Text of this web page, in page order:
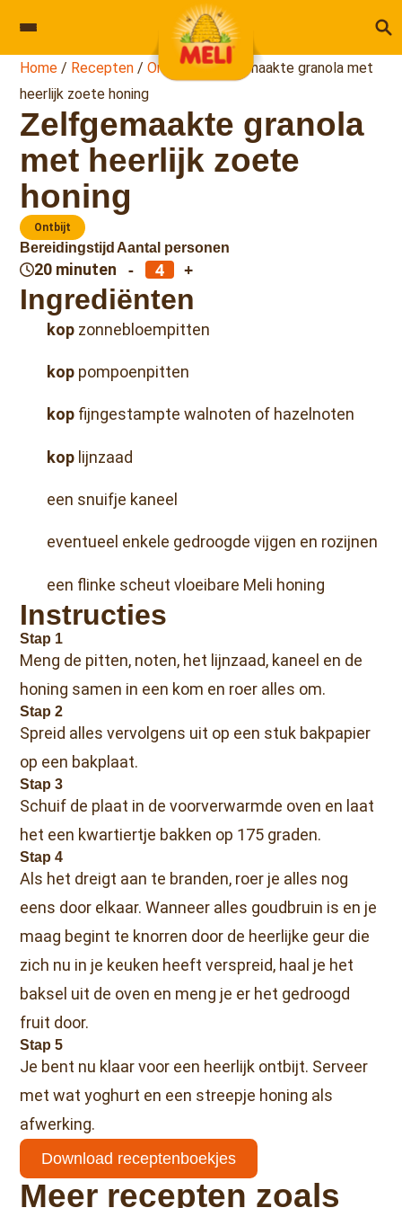
Home/ Recepten/ Ontbijt/Zelfgemaakte granola met
heerlijk zoete honing
Zelfgemaakte granola
met heerlijk zoete
honing
Ontbijt
Bereidingstijd
20 minuten
Aantal personen
- +
Ingrediënten
kop zonnebloempitten
kop pompoenpitten
kop fijngestampte walnoten of hazelnoten
kop lijnzaad
een snuifje kaneel
eventueel enkele gedroogde vijgen en rozijnen
een flinke scheut vloeibare Meli honing
Instructies
Stap 1
Meng de pitten, noten, het lijnzaad, kaneel en de
honing samen in een kom en roer alles om.
Stap 2
Spreid alles vervolgens uit op een stuk bakpapier
op een bakplaat.
Stap 3
Schuif de plaat in de voorverwarmde oven en laat
het een kwartiertje bakken op 175 graden.
Stap 4
Als het dreigt aan te branden, roer je alles nog
eens door elkaar. Wanneer alles goudbruin is en je
maag begint te knorren door de heerlijke geur die
zich nu in je keuken heeft verspreid, haal je het
baksel uit de oven en meng je er het gedroogd
fruit door.
Stap 5
Je bent nu klaar voor een heerlijk ontbijt. Serveer
met wat yoghurt en een streepje honing als
afwerking.
Download receptenboekjes
Meer recepten zoals